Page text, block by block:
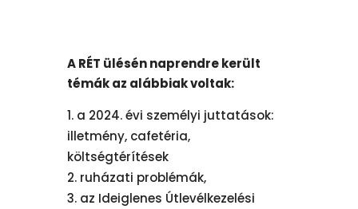
A RÉT ülésén naprendre került
témák az alábbiak voltak:
a 2024. évi személyi juttatások:
illetmény, cafetéria,
költségtérítések
ruházati problémák,
az Ideiglenes Útlevélkezelési